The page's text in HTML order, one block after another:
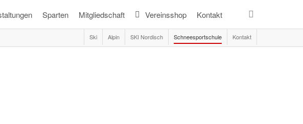
Ski Alpin SKI Nordisch Schneesportschule Kontakt
Sparten Mitgliedschaft Vereinsshop Kontakt